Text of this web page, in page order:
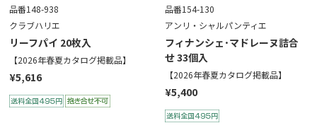
品番148-938
クラブハリエ
リーフパイ 20枚入
【2026年春夏カタログ掲載品】
¥5,616
品番154-130
アンリ・シャルパンティエ
フィナンシェ･マドレーヌ詰合
せ 33個入
【2026年春夏カタログ掲載品】
¥5,400